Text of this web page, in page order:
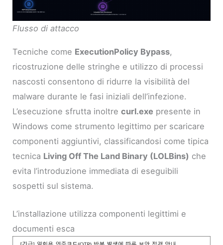
Flusso di attacco
Tecniche come ExecutionPolicy Bypass,
ricostruzione delle stringhe e utilizzo di processi
nascosti consentono di ridurre la visibilità del
malware durante le fasi iniziali dell’infezione.
L’esecuzione sfrutta inoltrecurl.exe presente in
Windows come strumento legittimo per scaricare
componenti aggiuntivi, classificandosi come tipica
tecnica Living Off The Land Binary (LOLBins) che
evita l’introduzione immediata di eseguibili
sospetti sul sistema.
L’installazione utilizza componenti legittimi e
documenti esca